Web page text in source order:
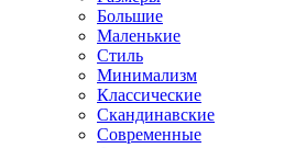
Большие
Маленькие
Стиль
Минимализм
Классические
Скандинавские
Современные